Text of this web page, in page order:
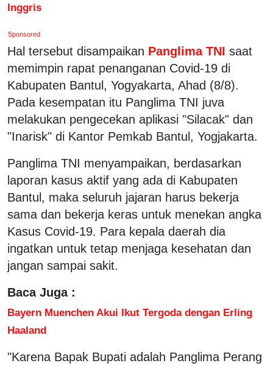
Inggris
Sponsored
Hal tersebut disampaikan Panglima TNI saat
memimpin rapat penanganan Covid-19 di
Kabupaten Bantul, Yogyakarta, Ahad (8/8).
Pada kesempatan itu Panglima TNI juva
melakukan pengecekan aplikasi "Silacak" dan
"Inarisk" di Kantor Pemkab Bantul, Yogjakarta.
Panglima TNI menyampaikan, berdasarkan
laporan kasus aktif yang ada di Kabupaten
Bantul, maka seluruh jajaran harus bekerja
sama dan bekerja keras untuk menekan angka
Kasus Covid-19. Para kepala daerah dia
ingatkan untuk tetap menjaga kesehatan dan
jangan sampai sakit.
Baca Juga :
Bayern Muenchen Akui Ikut Tergoda dengan Erling
Haaland
"Karena Bapak Bupati adalah Panglima Perang